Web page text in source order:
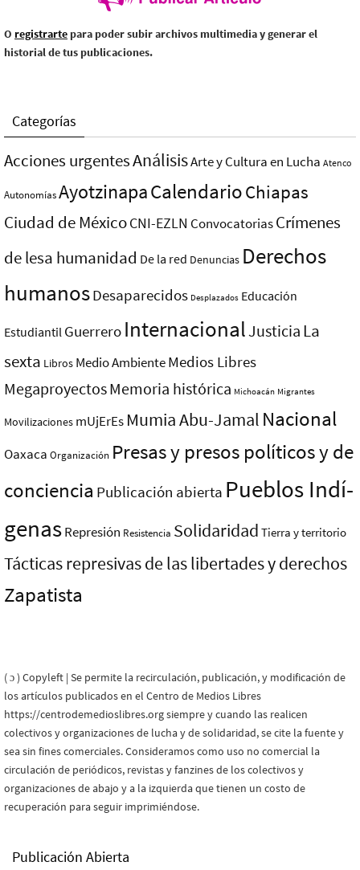
O registrarte para poder subir archivos multimedia y generar el
historial de tus publicaciones.
Categorías
Acciones urgentesAnálisisArte y Cultura en Lucha Atenco
AutonomíasAyotzinapaCalendarioChiapas
Ciudad de MéxicoCNI-EZLN ConvocatoriasCrímenes
de lesa humanidad De la red Denuncias Derechos
humanosDesaparecidos Desplazados Educación
Estudiantil Guerrero InternacionalJusticia La
sexta Libros Medio AmbienteMedios Libres
MegaproyectosMemoria histórica Michoacán Migrantes
Movilizaciones mUjErEs Mumia Abu-Jamal Nacional
Oaxaca Organización Presas y presos polí­ticos y de
conciencia Publicación abierta Pueblos Indí­
genasRepresión Resistencia Solidaridad Tierra y territorio
Tácticas represivas de las libertades y derechos
Zapatista
( ɔ ) Copyleft | Se permite la recirculación, publicación, y modificación de
los artículos publicados en el Centro de Medios Libres
https://centrodemedioslibres.org siempre y cuando las realicen
colectivos y organizaciones de lucha y de solidaridad, se cite la fuente y
sea sin fines comerciales. Consideramos como uso no comercial la
circulación de periódicos, revistas y fanzines de los colectivos y
organizaciones de abajo y a la izquierda que tienen un costo de
recuperación para seguir imprimiéndose.
Publicación Abierta